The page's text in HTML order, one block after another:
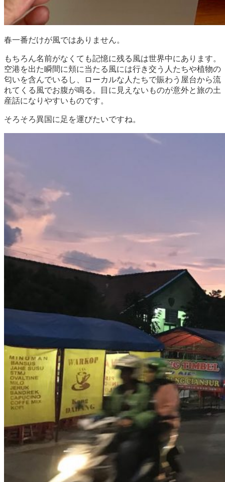
春一番だけが風ではありません。
もちろん名前がなくても記憶に残る風は世界中にあります。
空港を出た瞬間に頬に当たる風には行き交う人たちや植物の
匂いを含んでいるし、ローカルな人たちで賑わう屋台から流
れてくる風でお腹が鳴る。目に見えないものが意外と旅の土
産話になりやすいものです。
そろそろ異国に足を運びたいですね。